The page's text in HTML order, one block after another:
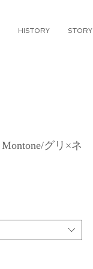
HISTORY STORY
グリ×ネ